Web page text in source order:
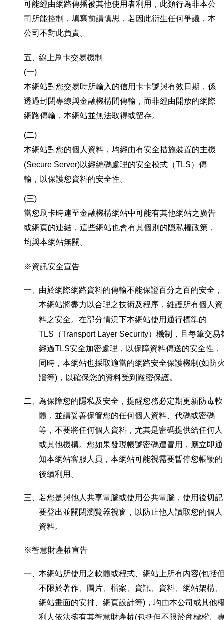
可能經由網路傳播被其他使用者利用，此類行為非本公
司所能控制，填寫前請慎思，若因此衍生任何爭議，本
公司不對此負責。
五、線上刷卡交易機制
(一)
本網站對您交易時所輸入的信用卡卡號與有效日期，係
透過封閉專線與金融機構間傳輸，而非經由開放的網際
網路傳輸，本網站並無法取得或留存。
(二)
本網站對您的個人資料，均經由有安全措施裝置的主機
(Secure Server)以經編碼處理的安全模式（TLS）傳
輸，以保護您資料的安全性。
(三)
當您刷卡時連至金融機構網站中可能有其他網站之廣告
或網頁的連結，這些網站也會有其個別的隱私權政策，
均與本網站無關。
※資訊安全宣告
一、由於網際網路資料的傳輸不能保證百分之百的安全，
本網站將盡力以合理之技術及程序，維護所有個人資
料之安全。在部分情況下本網站使用通行標準的
TLS（Transport Layer Security）機制，且每筆交易
經過TLS安全加密處理，以保障資料傳送的安全性，
同時，本網站也採取適當的網路安全保護機制(如防
牆等)，以確保您的資料受到嚴密保護。
二、為保障您的隱私及安全，提醒您務必定期更新防毒軟
體，並請妥善保管您的任何個人資料、代碼或密碼
等，不要將任何個人資料，尤其是密碼提供給任何人
或其他機構。您如果發現帳號密碼遭冒用，應立即通
知本網站客服人員，本網站可能視需要暫停您帳號的
後續利用。
三、若您是與他人共享電腦或使用公共電腦，使用後切記
要登出並關閉瀏覽器視窗，以防止他人讀取您的個人
資料。
※智慧財產權宣告
一、本網站所使用之軟體或程式、網站上所有內容(包括
不限於著作、圖片、檔案、資訊、資料、網站架構、
網站畫面的安排、網頁設計等)，均由本公司或其他
利人依法擁有其智慧財產權(包括但不限於商標權、